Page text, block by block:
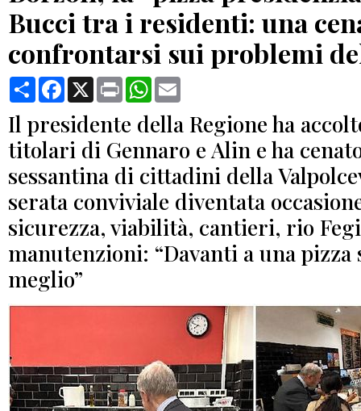
Bucci tra i residenti: una
confrontarsi sui problemi
CondividiFacebook
X Print WhatsApp
Il presidente della Regione ha
titolari di Gennaro e Alin e ha
sessantina di cittadini della
serata conviviale diventata
sicurezza, viabilità, cantieri, rio
manutenzioni: “Davanti a una pizza
meglio”